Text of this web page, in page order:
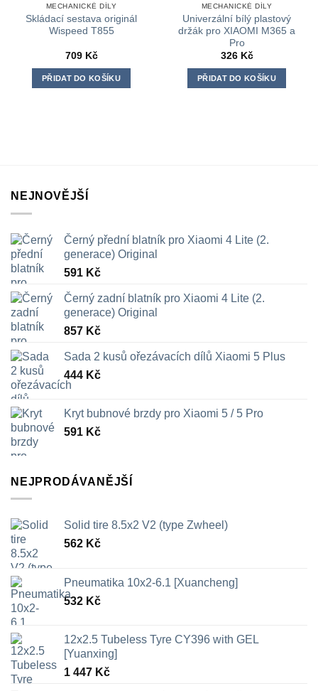
MECHANICKÉ DÍLY
Skládací sestava originál
Wispeed T855
709 Kč
PŘIDAT DO KOŠÍKU
MECHANICKÉ DÍLY
Univerzální bílý plastový
držák pro XIAOMI M365 a
Pro
326 Kč
PŘIDAT DO KOŠÍKU
NEJNOVĚJŠÍ
Černý přední blatník pro Xiaomi 4 Lite (2.
generace) Original
591 Kč
Černý zadní blatník pro Xiaomi 4 Lite (2.
generace) Original
857 Kč
Sada 2 kusů ořezávacích dílů Xiaomi 5 Plus
444 Kč
Kryt bubnové brzdy pro Xiaomi 5 / 5 Pro
591 Kč
NEJPRODÁVANĚJŠÍ
Solid tire 8.5x2 V2 (type Zwheel)
562 Kč
Pneumatika 10x2-6.1 [Xuancheng]
532 Kč
12x2.5 Tubeless Tyre CY396 with GEL
[Yuanxing]
1 447 Kč